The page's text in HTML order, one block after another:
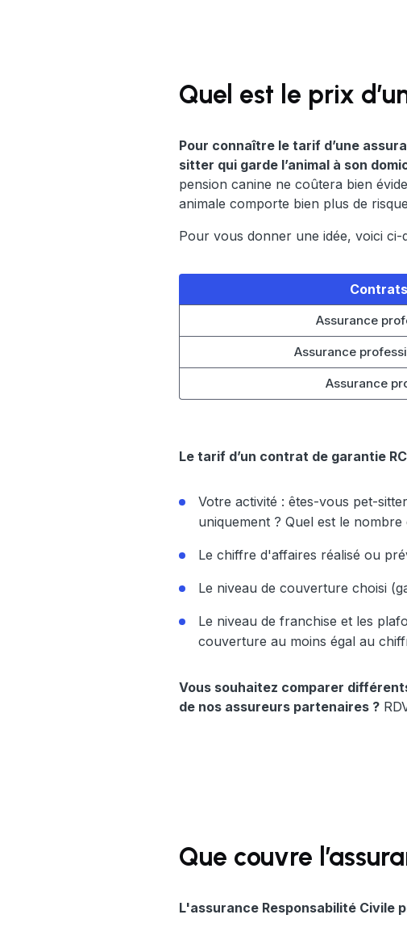
Quel est le prix
Pour connaître le tarif d’une
sitter qui garde l’animal à son
pension canine ne coûtera bien
animale comporte bien plus de
Pour vous donner une idée, voici
Assurance
Assurance
Assurance
Le tarif d’un contrat de garantie
Votre activité : êtes-vous pet-
uniquement ? Quel est le
Le chiffre d'affaires réalisé ou
Le niveau de couverture choisi
Le niveau de franchise et les
couverture au moins égal au
Vous souhaitez comparer
de nos assureurs partenaires ?
Que couvre
L'assurance Responsabilité Civile